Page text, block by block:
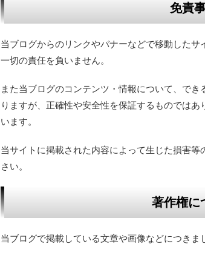
免責
当ブログからのリンクやバナーなどで移動した
一切の責任を負いません。
また当ブログのコンテンツ・情報について、で
りますが、正確性や安全性を保証するものでは
います。
当サイトに掲載された内容によって生じた損害
さい。
著作権に
当ブログで掲載している文章や画像などにつきま